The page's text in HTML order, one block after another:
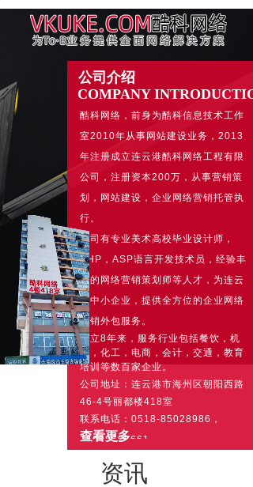
查看更多
公司介绍
COMPANY
酷科网络，前身为酷科信息技术工作
室2010年从事网站建设业务，2013
年注册成立连云港酷科网络工程有限
公司，注册资本200万，从事营销策
划，网站建设，企业网络营销托管执
行。
公司有专业美术高校毕业设计师，
PHP，ASP语言开发技术员，经验丰
富的网络营销策划师等人才，为连云
港中小企业，提供全方位的企业网络
营销外包服务。
成立8年来，服务行业包括餐饮，机
械，化工，电商，会计，交通，教育
培训等数百家企业。
公司地址： 连云港市海州区朝阳西路
46-4号丽都楼418室
联系电话：0518-85028986，
15298605661
资讯